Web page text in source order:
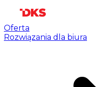
Oferta
Rozwiązania dla biura